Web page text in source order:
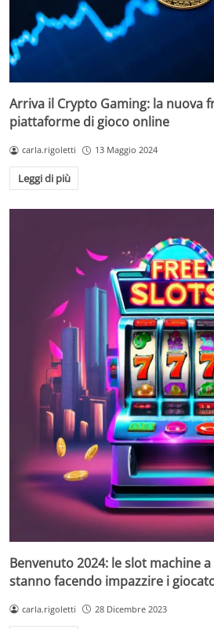
Arriva il Crypto Gaming: la nuova
piattaforme di gioco online
carla.rigoletti 13 Maggio 2024
Leggi di più
Benvenuto 2024: le slot machine
stanno facendo impazzire i
carla.rigoletti 28 Dicembre 2023